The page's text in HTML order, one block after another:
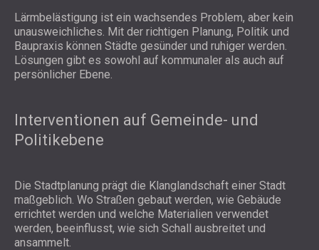
Lärmbelästigung ist ein wachsendes Problem, aber kein
unausweichliches. Mit der richtigen Planung, Politik und
Baupraxis können Städte gesünder und ruhiger werden.
Lösungen gibt es sowohl auf kommunaler als auch auf
persönlicher Ebene.
Interventionen auf Gemeinde- und
Politikebene
Die Stadtplanung prägt die Klanglandschaft einer Stadt
maßgeblich. Wo Straßen gebaut werden, wie Gebäude
errichtet werden und welche Materialien verwendet
werden, beeinflusst, wie sich Schall ausbreitet und
ansammelt.